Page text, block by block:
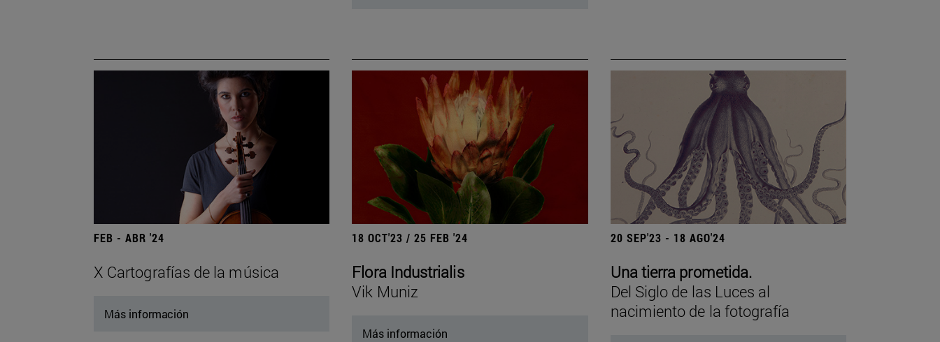
FEB - ABR '24
X Cartografías de la música
Más información
18 OCT'23 / 25 FEB '24
Flora Industrialis
Vik Muniz
Más información
20 SEP'23 - 18 AGO'24
Una tierra prometida.
Del Siglo de las Luces al
nacimiento de la fotografía